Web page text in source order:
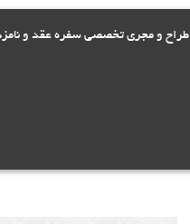
طراح و مجری تخصصی سفره عقد و نامزدی در مشهد با بیش از 100